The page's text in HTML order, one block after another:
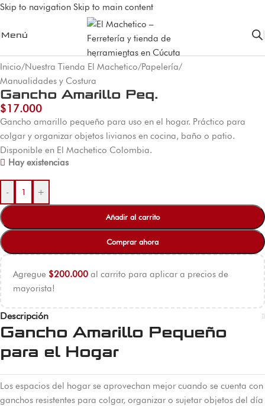
Skip to navigation Skip to main content
Menú
Inicio/Nuestra Tienda El Machetico/Papelería/
Manualidades y Costura
Gancho Amarillo Peq.
$17.000
Gancho amarillo pequeño para uso en el hogar. Práctico para
colgar y organizar objetos livianos en cocina, baño o patio.
Disponible en El Machetico Colombia.
Hay existencias
- +
Añadir al carrito
Comprar ahora
Agregue $200.000 al carrito para aplicar a precios de
mayorista!
Descripción
Gancho Amarillo Pequeño
para el Hogar
Los espacios del hogar se aprovechan mejor cuando se cuenta con
ganchos resistentes para colgar, organizar o sujetar objetos del día